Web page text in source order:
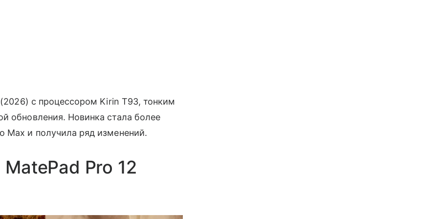
с процессором Kirin T93, тонким
обновления. Новинка стала более
Max и получила ряд изменений.
Pro 12